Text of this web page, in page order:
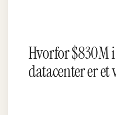
Hvorfor $830M
datacenter er